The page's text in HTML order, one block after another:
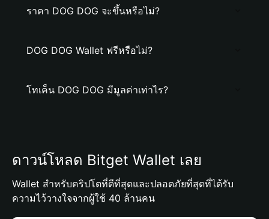
ราคา DOG DOG จะขึ้นหรือไม่?
DOG DOG Wallet ฟรีหรือไม่?
โทเค็น DOG DOG มีมูลค่าเท่าไร?
ดาวน์โหลด Bitget Wallet เลย
Wallet สำหรับคริปโตที่ดีที่สุดและปลอดภัยที่สุดที่ได้รับ
ความไว้วางใจจากผู้ใช้ 40 ล้านคน